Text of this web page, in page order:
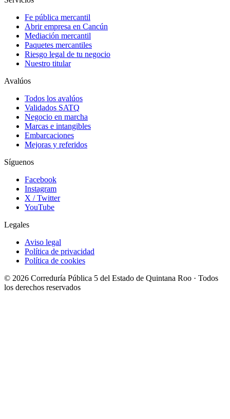
Fe pública mercantil
Abrir empresa en Cancún
Mediación mercantil
Paquetes mercantiles
Riesgo legal de tu negocio
Nuestro titular
Avalúos
Todos los avalúos
Validados SATQ
Negocio en marcha
Marcas e intangibles
Embarcaciones
Mejoras y referidos
Síguenos
Facebook
Instagram
X / Twitter
YouTube
Legales
Aviso legal
Política de privacidad
Política de cookies
© 2026 Correduría Pública 5 del Estado de Quintana Roo · Todos
los derechos reservados